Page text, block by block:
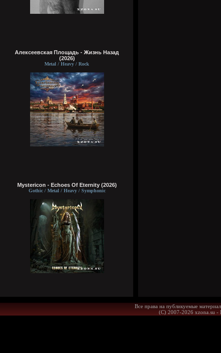
Алексеевская Площадь - Жизнь Назад
(2026)
Metal / Heavy / Rock
Mystericon - Echoes Of Eternity (2026)
Gothic / Metal / Heavy / Symphonic
Все права на публикуемые
(С) 2007-2026 xzona.su -